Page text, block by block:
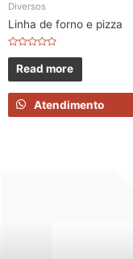
Diversos
Linha de forno e pizza
Rated
out
of
5
Read more
Atendimento